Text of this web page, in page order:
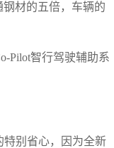
钢材的五倍，车辆的
Pilot智行驾驶辅助系
特别省心，因为全新